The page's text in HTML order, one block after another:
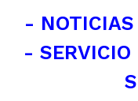
-
- SERVICIO